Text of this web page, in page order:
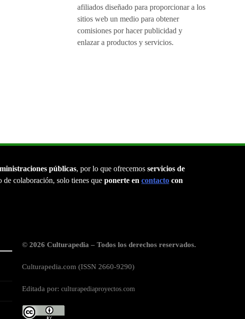
afiliados diseñado para proporcionar a los
sitios web un medio para obtener
comisiones por hacer publicidad y
enlazar a productos y servicios.
públicas, por lo que ofrecemos servicios de
de colaboración, solo tienes que ponerte en contacto con
© 2026 Culturapedia – Todos los derechos reservados.
Culturapedia.com (ISSN 2660-9290)
Editada por: culturapediaproyectos.com